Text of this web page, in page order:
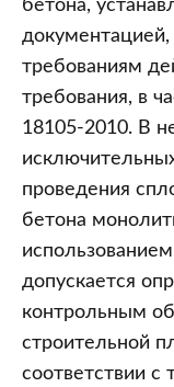
бетона,
документацией,
требованиям
требования, в
18105-2010. В
проведения
бетона
допускается
контрольным
строительной
соответствии с